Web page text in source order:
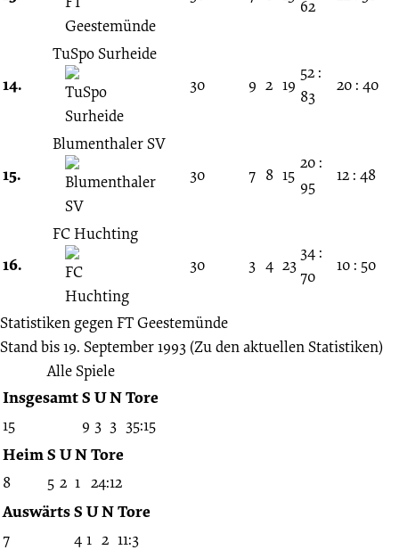
62
14.
TuSpo Surheide
30
9 2 19
52 :
83
20 : 40
15.
Blumenthaler SV
30
7 8 15
20 :
95
12 : 48
16.
FC Huchting
30
3 4 23
34 :
70
10 : 50
Statistiken gegenFT Geestemünde
Stand bis 19. September 1993 (Zu den aktuellen Statistiken)
Alle Spiele
InsgesamtS UNTore
15 9 3 3 35:15
HeimS UNTore
8 5 2 1 24:12
AuswärtsS UNTore
7 4 1 2 11:3